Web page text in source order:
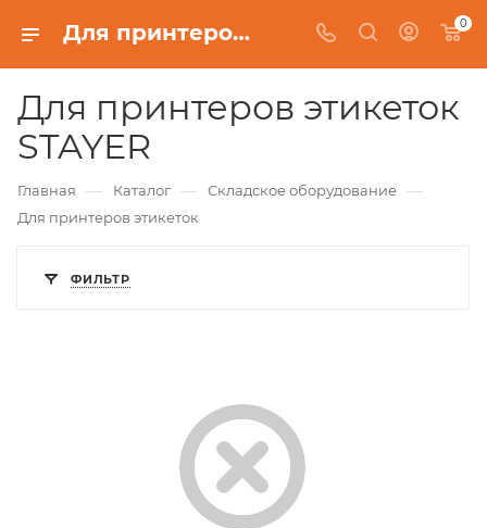
Для принтеров этикеток STAYER 0
Для принтеров этикеток
STAYER
Главная — Каталог — Складское оборудование —
Для принтеров этикеток
ФИЛЬТР